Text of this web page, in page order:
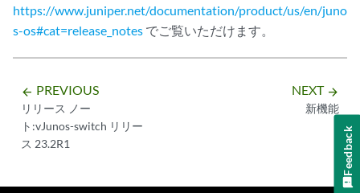
https://www.juniper.net/documentation/product/us/en/juno
s-os#cat=release_notes でご覧いただけます。
arrow_backward PREVIOUS
リリース ノー
ト:vJunos-switch リリー
ス 23.2R1
NEXT arrow_forward
新機能
Feedback